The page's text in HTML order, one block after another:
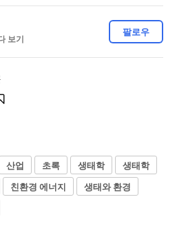
보기
팔로우
산업 초록 생태학
생태학
친환경 에너지
생태와 환경